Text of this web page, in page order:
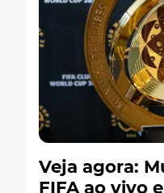
Veja agora:
FIFA ao vivo